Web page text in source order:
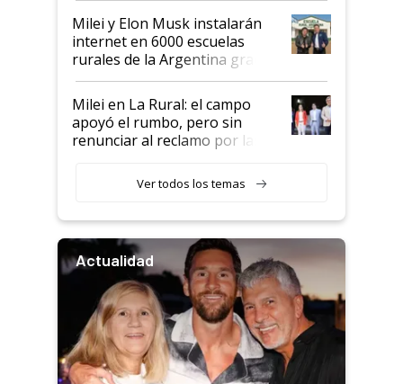
Milei y Elon Musk instalarán
internet en 6000 escuelas
rurales de la Argentina gracias
a un acuerdo con Starlink
Milei en La Rural: el campo
apoyó el rumbo, pero sin
renunciar al reclamo por las
Ver todos los temas
Actualidad